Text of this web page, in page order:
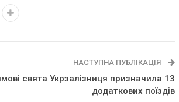
НАСТУПНА ПУБЛІКАЦІЯ
свята Укрзалізниця призначила 13
додаткових поїздів